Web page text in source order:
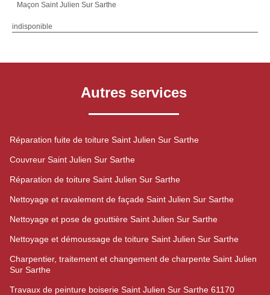
Maçon Saint Julien Sur Sarthe
indisponible
Autres services
Réparation fuite de toiture Saint Julien Sur Sarthe
Couvreur Saint Julien Sur Sarthe
Réparation de toiture Saint Julien Sur Sarthe
Nettoyage et ravalement de façade Saint Julien Sur Sarthe
Nettoyage et pose de gouttière Saint Julien Sur Sarthe
Nettoyage et démoussage de toiture Saint Julien Sur Sarthe
Charpentier, traitement et changement de charpente Saint Julien
Sur Sarthe
Travaux de peinture boiserie Saint Julien Sur Sarthe 61170